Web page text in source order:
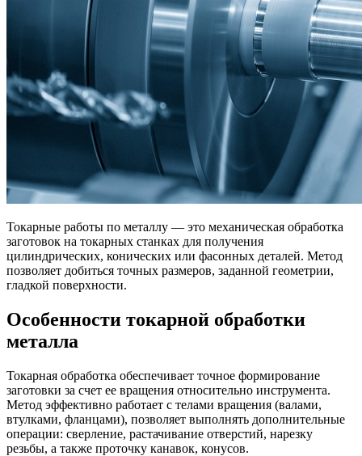
Токарные работы по металлу — это механическая обработка
заготовок на токарных станках для получения
цилиндрических, конических или фасонных деталей. Метод
позволяет добиться точных размеров, заданной геометрии,
гладкой поверхности.
Особенности токарной обработки
металла
Токарная обработка обеспечивает точное формирование
заготовки за счет ее вращения относительно инструмента.
Метод эффективно работает с телами вращения (валами,
втулками, фланцами), позволяет выполнять дополнительные
операции: сверление, растачивание отверстий, нарезку
резьбы, а также проточку канавок, конусов.